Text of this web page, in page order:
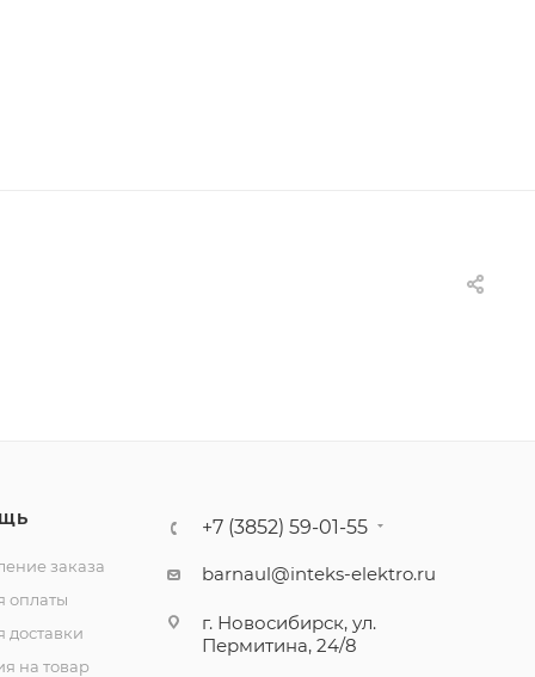
заказа
оплаты
доставки
на товар
+7 (3852) 59-01-55
barnaul@inteks-elektro.ru
г. Новосибирск, ул.
Пермитина, 24/8